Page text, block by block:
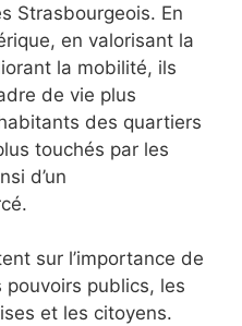
Strasbourgeois. En
en valorisant la
la mobilité, ils
de vie plus
des quartiers
touchés par les
d’un
sur l’importance de
publics, les
et les citoyens.